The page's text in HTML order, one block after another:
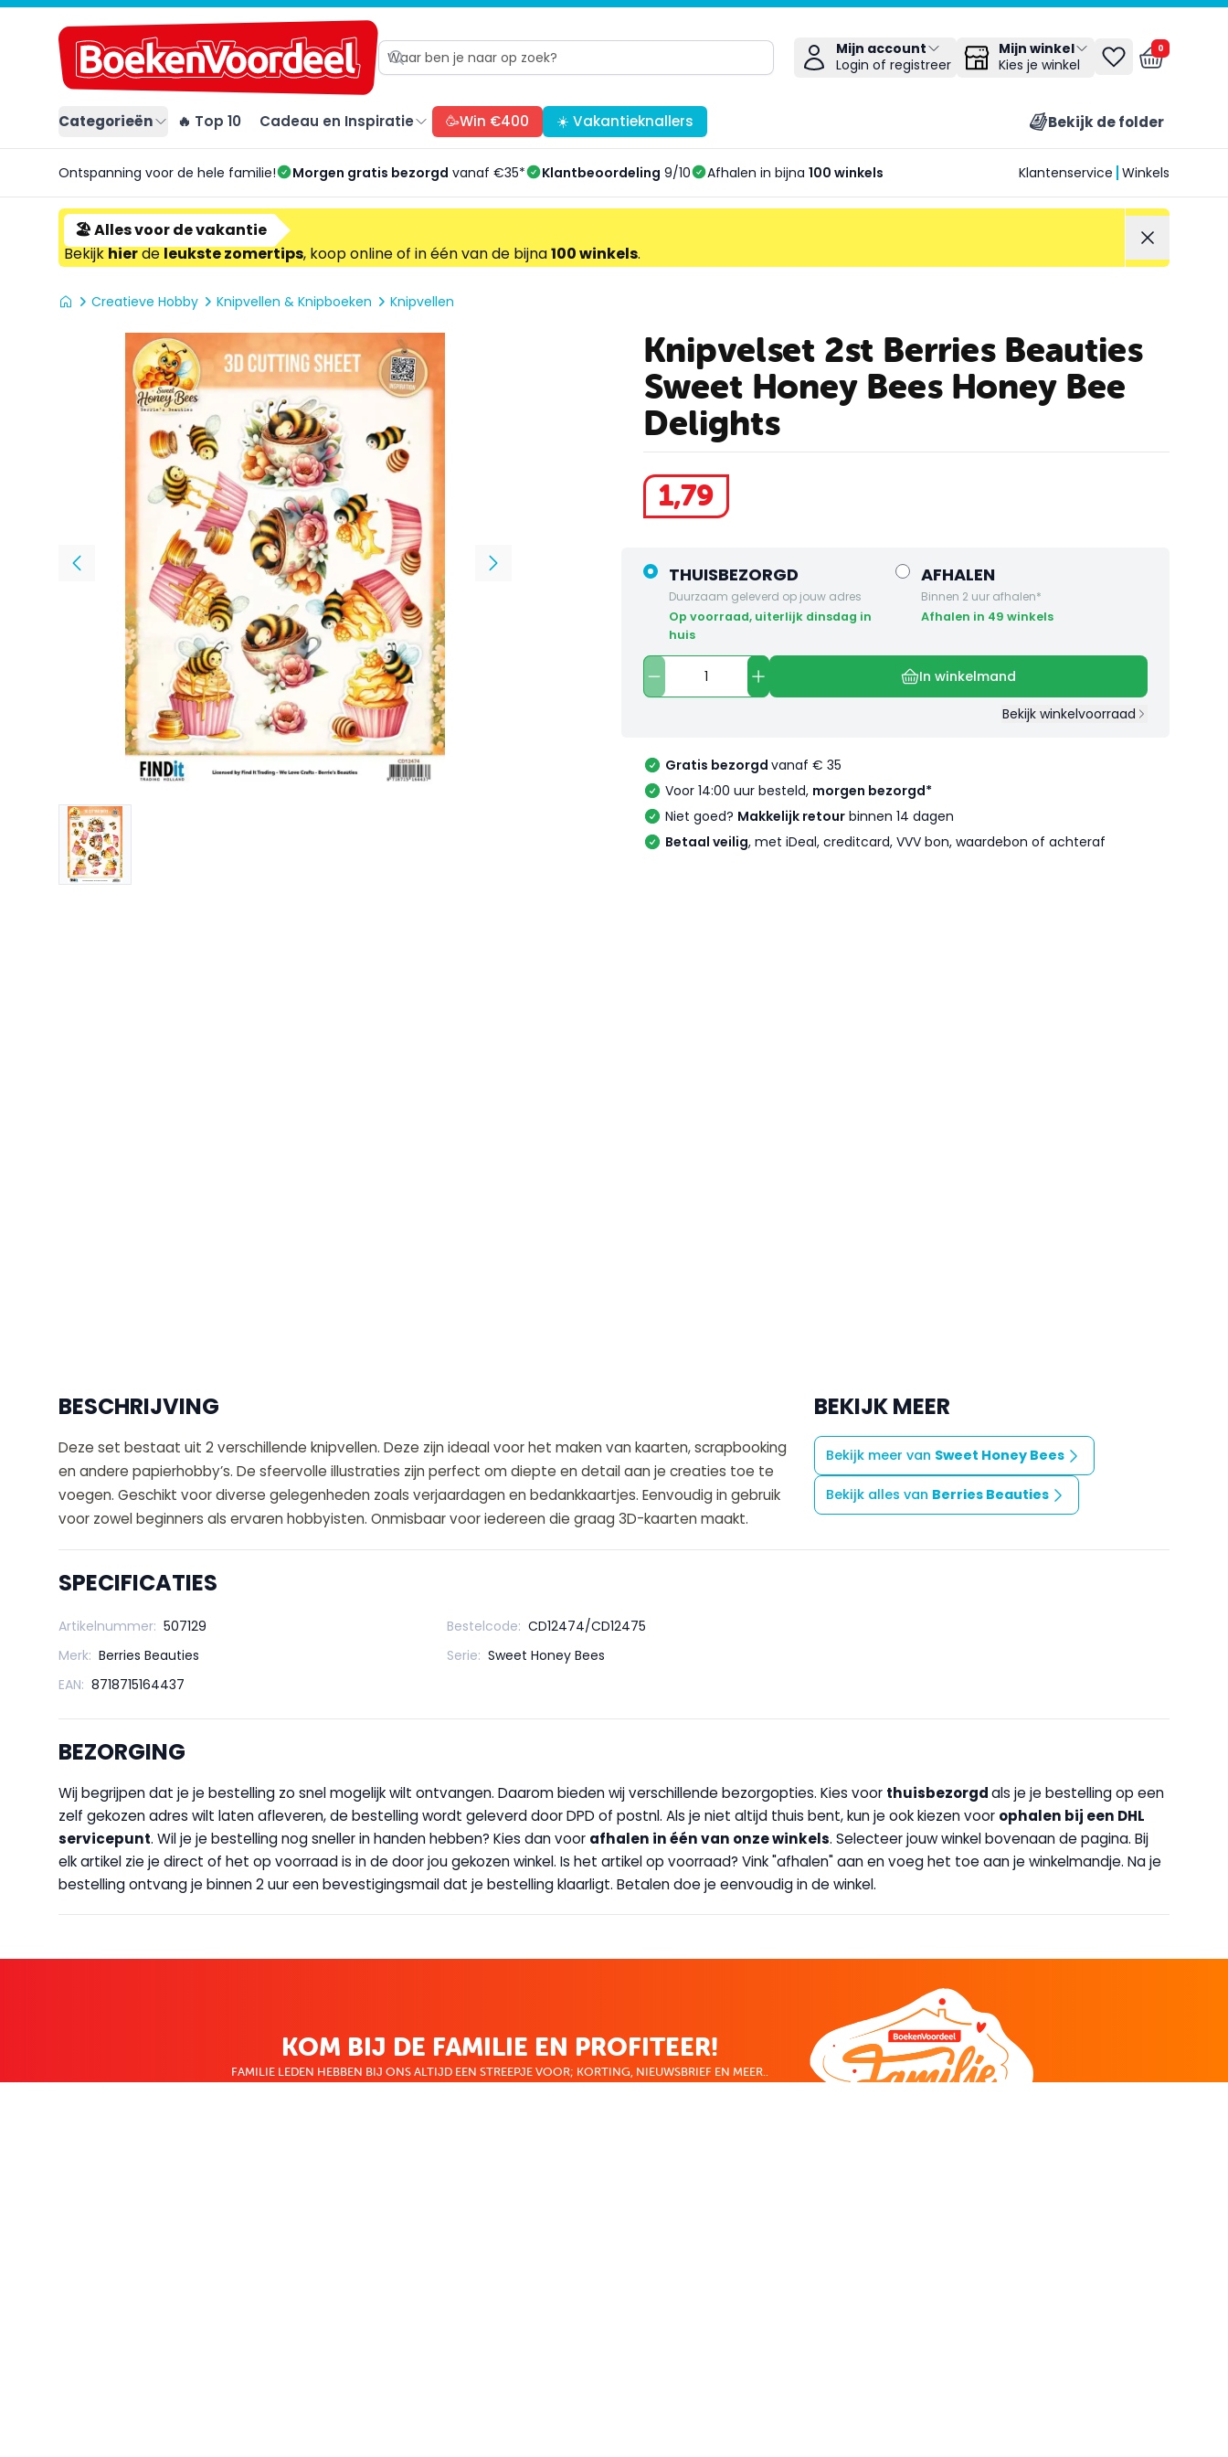
Mijn account
Login of registreer
Mijn winkel
Kies je winkel
0
Categorieën 🔥 Top 10 Cadeau en Inspiratie 🥳Win €400 ☀️ Vakantieknallers Bekijk de folder
Ontspanning voor de hele familie! Morgen gratis bezorgd vanaf €35* Klantbeoordeling 9/10 Afhalen in bijna 100 winkels Klantenservice Winkels
🏖️ Alles voor de vakantie
Bekijkhierdeleukste zomertips, koop online of in één van de bijna100 winkels.
Creatieve Hobby Knipvellen & Knipboeken Knipvellen
Knipvelset 2st Berries Beauties
Sweet Honey Bees Honey Bee
Delights
1,79
THUISBEZORGD
Duurzaam geleverd op jouw adres
op voorraad, uiterlijk dinsdag in
huis
AFHALEN
Binnen 2 uur afhalen*
Afhalen in 49 winkels
In winkelmand
Bekijk winkelvoorraad
Gratis bezorgd vanaf € 35
Voor 14:00 uur besteld, morgen bezorgd*
Niet goed? Makkelijk retour binnen 14 dagen
Betaal veilig, met iDeal, creditcard, VVV bon, waardebon of achteraf
BEKIJK MEER
Bekijk meer van Sweet Honey Bees
Bekijk alles van Berries Beauties
BESCHRIJVING
Deze set bestaat uit 2 verschillende knipvellen. Deze zijn ideaal voor het maken van kaarten, scrapbooking
en andere papierhobby’s. De sfeervolle illustraties zijn perfect om diepte en detail aan je creaties toe te
voegen. Geschikt voor diverse gelegenheden zoals verjaardagen en bedankkaartjes. Eenvoudig in gebruik
voor zowel beginners als ervaren hobbyisten. Onmisbaar voor iedereen die graag 3D-kaarten maakt.
SPECIFICATIES
Artikelnummer: 507129 Bestelcode: CD12474/CD12475
Merk: Berries Beauties Serie: Sweet Honey Bees
EAN: 8718715164437
BEZORGING
Wij begrijpen dat je je bestelling zo snel mogelijk wilt ontvangen. Daarom bieden wij verschillende bezorgopties. Kies voor thuisbezorgdals je je bestelling op een
zelf gekozen adres wilt laten afleveren, de bestelling wordt geleverd door DPD of postnl. Als je niet altijd thuis bent, kun je ook kiezen voor ophalen bij een DHL
servicepunt. Wil je je bestelling nog sneller in handen hebben? Kies dan voor afhalen in één van onze winkels. Selecteer jouw winkel bovenaan de pagina. Bij
elk artikel zie je direct of het op voorraad is in de door jou gekozen winkel. Is het artikel op voorraad? Vink "afhalen" aan en voeg het toe aan je winkelmandje. Na je
bestelling ontvang je binnen 2 uur een bevestigingsmail dat je bestelling klaarligt. Betalen doe je eenvoudig in de winkel.
KOM BIJ DE FAMILIE EN PROFITEER!
FAMILIE LEDEN HEBBEN BIJ ONS ALTIJD EEN STREEPJE VOOR; KORTING, NIEUWSBRIEF EN MEER..